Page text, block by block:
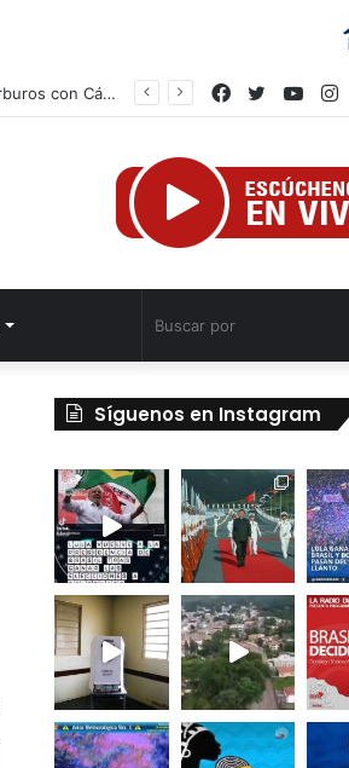
Presidenta Delcy Rodríguez evalúa alianzas de inversión en hidrocarburos con Cámara Africana de Energía Twitter
Facebook
Síguenos en Instagram